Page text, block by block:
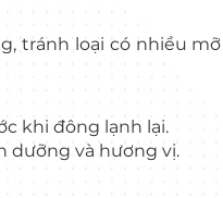
tránh loại có nhiều mỡ
khi đông lạnh lại.
dưỡng và hương vị.